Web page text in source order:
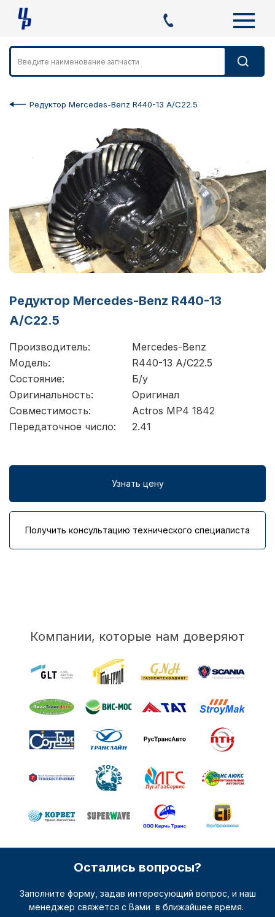
Редуктор Mercedes-Benz R440-13 A/C22.5
Редуктор Mercedes-Benz R440-13
A/C22.5
Производитель:
Mercedes-Benz
Модель:
R440-13 A/C22.5
Состояние:
Б/у
Оригинальность:
Оригинал
Совместимость:
Actros MP4 1842
Передаточное число:
2.41
Узнать цену
Получить консультацию технического специалиста
Компании, которые нам доверяют
Остались вопросы?
Заполните форму, задав интересующий вопрос, и наш
менеджер свяжется с Вами в ближайшее время.